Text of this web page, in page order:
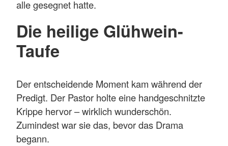
alle gesegnet hatte.
Die heilige Glühwein-
Taufe
Der entscheidende Moment kam während der
Predigt. Der Pastor holte eine handgeschnitzte
Krippe hervor – wirklich wunderschön.
Zumindest war sie das, bevor das Drama
begann.